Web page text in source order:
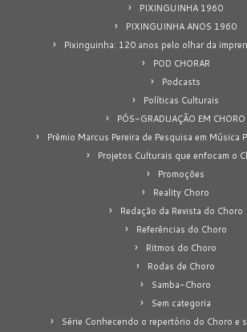
PIXINGUINHA 1960
PIXINGUINHA ANOS 1960
Pixinguinha: 120 anos pelo olhar da
POD CHORAR
Podcasts
Políticas Culturais
PÓS-GRADUAÇÃO EM CHORO
Prêmio Marcus Pereira de Pesquisa em Música
Projetos Culturais que enfocam o
Promoções
Reality Choro
Redação da Revista do Choro
Referências do Choro
Ritmos do Choro
Rodas de Choro
Samba-Choro
Sem categoria
Série Conhecendo o repertório do Choro e